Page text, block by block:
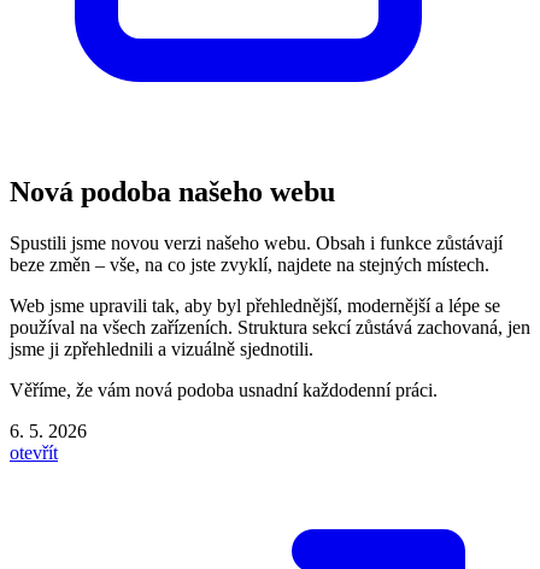
Nová podoba našeho webu
Spustili jsme novou verzi našeho webu. Obsah i funkce zůstávají
beze změn – vše, na co jste zvyklí, najdete na stejných místech.
Web jsme upravili tak, aby byl přehlednější, modernější a lépe se
používal na všech zařízeních. Struktura sekcí zůstává zachovaná, jen
jsme ji zpřehlednili a vizuálně sjednotili.
Věříme, že vám nová podoba usnadní každodenní práci.
6. 5. 2026
otevřít